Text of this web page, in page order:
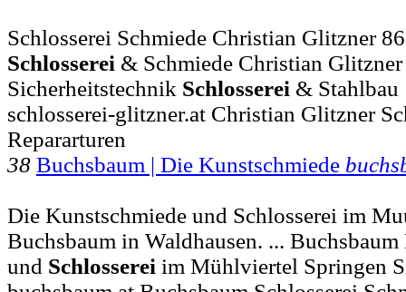
Schlosserei Schmiede Christian Glitzner
Schlosserei & Schmiede Christian
Sicherheitstechnik Schlosserei & Stahlbau
schlosserei-glitzner.at Christian Glitzner
Repararturen
38 Buchsbaum | Die Kunstschmiede
Die Kunstschmiede und Schlosserei im
Buchsbaum in Waldhausen. ...
und Schlosserei im Mühlviertel Springen